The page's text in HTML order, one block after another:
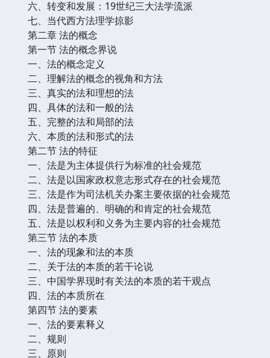
六、转变和发展：19世纪三大法学流派
七、当代西方法理学掠影
第二章 法的概念
第一节 法的概念界说
一、法的概念定义
二、理解法的概念的视角和方法
三、真实的法和理想的法
四、具体的法和一般的法
五、完整的法和局部的法
六、本质的法和形式的法
第二节 法的特征
一、法是为主体提供行为标准的社会规范
二、法是以国家政权意志形式存在的社会规范
三、法是作为司法机关办案主要依据的社会规范
四、法是普遍的、明确的和肯定的社会规范
五、法是以权利和义务为主要内容的社会规范
第三节 法的本质
一、法的现象和法的本质
二、关于法的本质的若干论说
三、中国学界现时有关法的本质的若干观点
四、法的本质所在
第四节 法的要素
一、法的要素释义
二、规则
三、原则